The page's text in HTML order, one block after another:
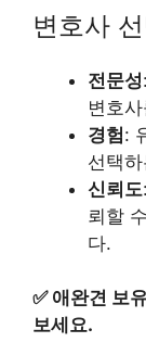
변호사
전문성
변호
경험:
선택
신뢰도
뢰할
다.
✅ 애완견 보
보세요.